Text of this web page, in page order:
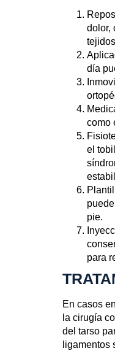
dolor,
día
como
el
pie.
para
En casos
la cirugía
del tarso
ligamentos